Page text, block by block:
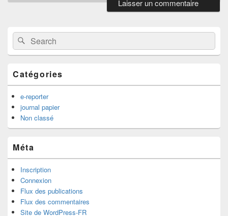
Widget
Area
Search
for:
Search
Catégories
e-reporter
journal papier
Non classé
Méta
Inscription
Connexion
Flux des publications
Flux des commentaires
Site de WordPress-FR